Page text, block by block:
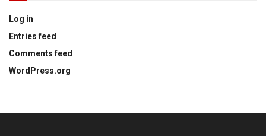
Log in
Entries feed
Comments feed
WordPress.org